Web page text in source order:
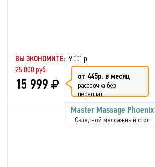
ВЫ ЭКОНОМИТЕ: 9 001 р.
25 000 руб.
15 999 от 445р. в месяц
рассрочка без
переплат
Master Massage Phoenix
Складной массажный стол